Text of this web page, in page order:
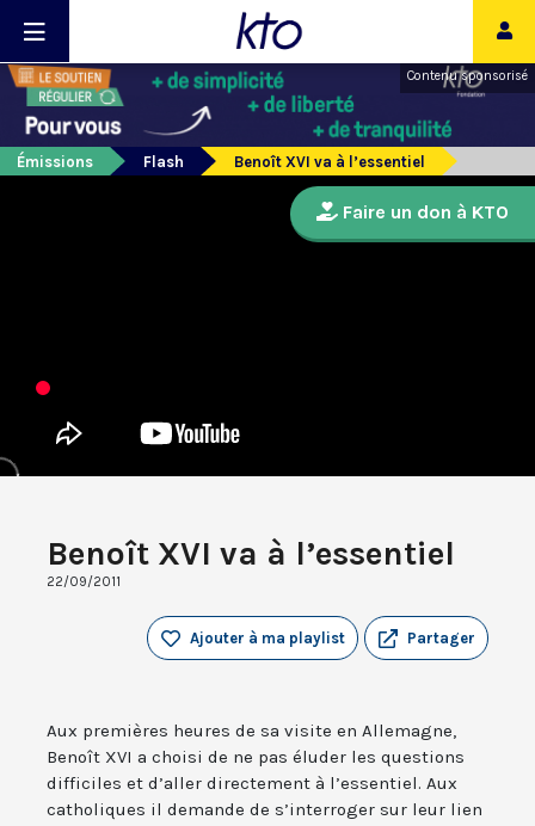
Contenu sponsorisé
Émissions Flash Benoît XVI va à l’essentiel
Benoît XVI va à l’essentiel
22/09/2011
Partager
Ajouter à ma playlist
Aux premières heures de sa visite en Allemagne,
Benoît XVI a choisi de ne pas éluder les questions
difficiles et d’aller directement à l’essentiel. Aux
catholiques il demande de s’interroger sur leur lien
Faire un don à KTO